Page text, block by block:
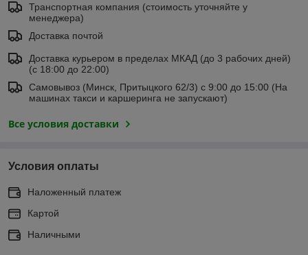
Транспортная компания (стоимость уточняйте у
менеджера)
Доставка почтой
Доставка курьером в пределах МКАД (до 3 рабочих дней)
(с 18:00 до 22:00)
Самовывоз (Минск, Притыцкого 62/3) с 9:00 до 15:00 (На
машинах такси и каршеринга не запускают)
Все условия доставки
Условия оплаты
Наложенный платеж
Картой
Наличными